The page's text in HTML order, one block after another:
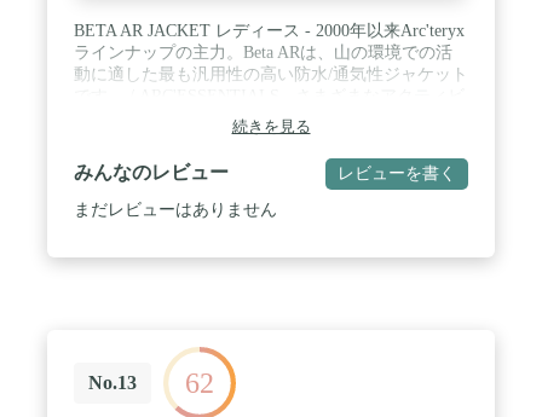
BETA AR JACKET レディース - 2000年以来Arc'teryx
ラインナップの主力。Beta ARは、山の環境での活
動に適した最も汎用性の高い防水/通気性ジャケット
ティや条件に対応する汎用性の高い高性能デザイ
ン。 / BETA - 多目的: さまざまなアクティビティや
条件に対応する高性能。 / GORE-TEX – 防水、防
風、通気性のあるテキスタイルで、環境保護シェル
ターを完全に保護します。 / オールラウンド – 高性
続きを見る
みんなのレビュー レビューを書く
まだレビューはありません
No.13 62